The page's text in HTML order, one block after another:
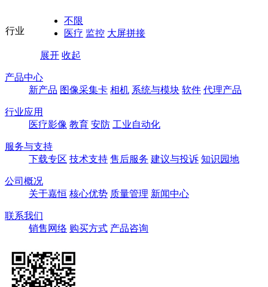
行业
不限
医疗 监控 大屏拼接
展开 收起
产品中心
新产品 图像采集卡 相机 系统与模块 软件 代理产品
行业应用
医疗影像 教育 安防 工业自动化
服务与支持
下载专区 技术支持 售后服务 建议与投诉 知识园地
公司概况
关于嘉恒 核心优势 质量管理 新闻中心
联系我们
销售网络 购买方式 产品咨询